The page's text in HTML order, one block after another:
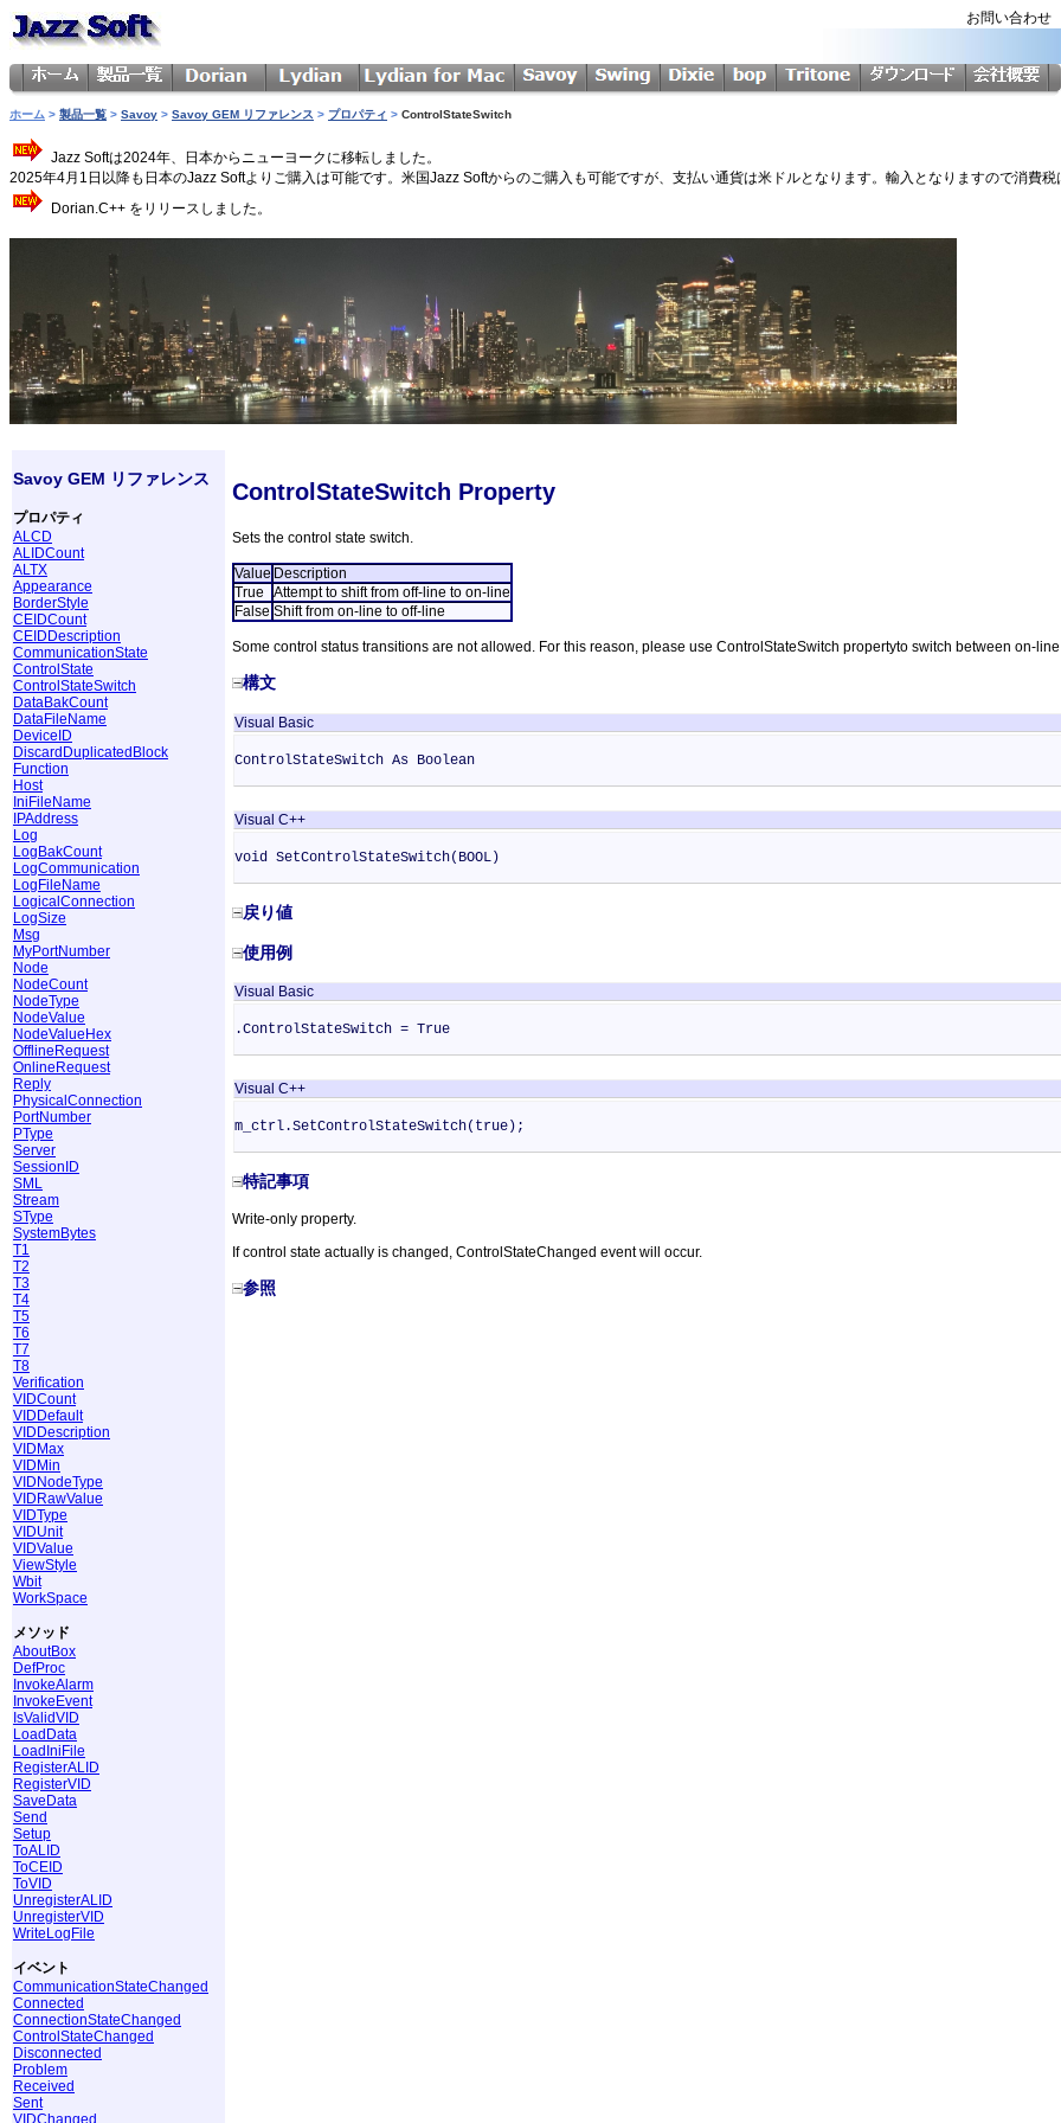
お問い合わせ
ホーム > 製品一覧 > Savoy > Savoy GEM リファレンス > プロパティ > ControlStateSwitch
Jazz Softは2024年、日本からニューヨークに移転しました。
2025年4月1日以降も日本のJazz Softよりご購入は可能です。米国Jazz Softからのご購入も可能ですが、支払い通貨は米ドルとなります。輸入となりますので消費税
Dorian.C++ をリリースしました。
Savoy GEM リファレンス
プロパティ
ALCD
ALIDCount
ALTX
Appearance
BorderStyle
CEIDCount
CEIDDescription
CommunicationState
ControlState
ControlStateSwitch
DataBakCount
DataFileName
DeviceID
DiscardDuplicatedBlock
Function
Host
IniFileName
IPAddress
Log
LogBakCount
LogCommunication
LogFileName
LogicalConnection
LogSize
Msg
MyPortNumber
Node
NodeCount
NodeType
NodeValue
NodeValueHex
OfflineRequest
OnlineRequest
Reply
PhysicalConnection
PortNumber
PType
Server
SessionID
SML
Stream
SType
SystemBytes
T1
T2
T3
T4
T5
T6
T7
T8
Verification
VIDCount
VIDDefault
VIDDescription
VIDMax
VIDMin
VIDNodeType
VIDRawValue
VIDType
VIDUnit
VIDValue
ViewStyle
Wbit
WorkSpace
メソッド
AboutBox
DefProc
InvokeAlarm
InvokeEvent
IsValidVID
LoadData
LoadIniFile
RegisterALID
RegisterVID
SaveData
Send
Setup
ToALID
ToCEID
ToVID
UnregisterALID
UnregisterVID
WriteLogFile
イベント
CommunicationStateChanged
Connected
ConnectionStateChanged
ControlStateChanged
Disconnected
Problem
Received
Sent
VIDChanged
ControlStateSwitch Property
Sets the control state switch.
Value Description
True
Attempt to shift from off-line to on-line
False Shift from on-line to off-line
Some control status transitions are not allowed. For this reason, please use ControlStateSwitch propertyto switch between on-
構文
Visual Basic
ControlStateSwitch As Boolean
Visual C++
void SetControlStateSwitch(BOOL)
戻り値
使用例
Visual Basic
.ControlStateSwitch = True
Visual C++
m_ctrl.SetControlStateSwitch(true);
特記事項
Write-only property.
If control state actually is changed, ControlStateChanged event will occur.
参照